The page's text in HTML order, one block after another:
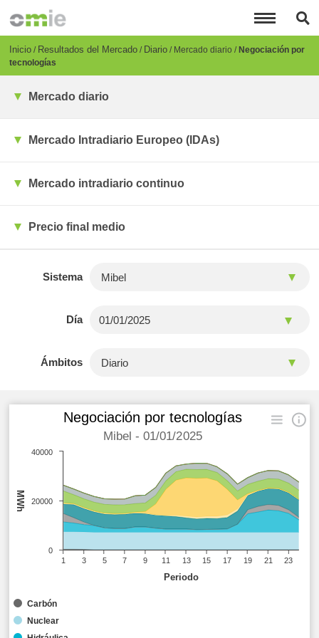
principal
Breadcrumb
Inicio Resultados del Mercado Diario Mercado diario Negociación por
tecnologías
Mercado diario
Mercado Intradiario Europeo (IDAs)
Mercado intradiario continuo
Precio final medio
Sistema
Día
Ámbitos
Periodo
MWh
Negociación por tecnologías
Mibel - 01/01/2025
Carbón
Nuclear
1 3 5 7 9 11 13 15 17 19 21 23
0
20000
40000